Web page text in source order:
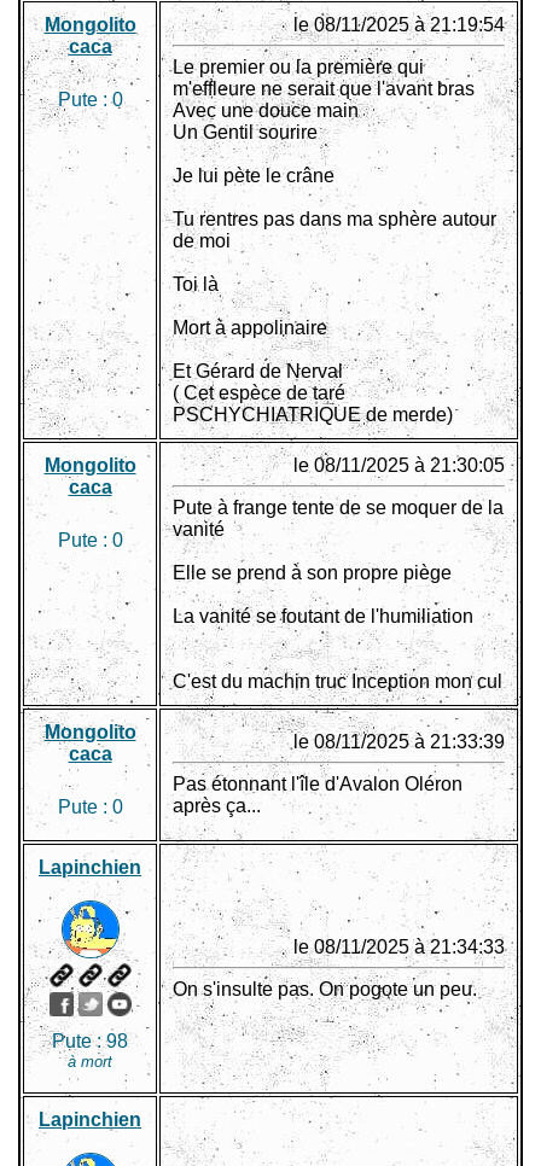
Mongolito
caca
Pute :0
le 08/11/2025 à 21:19:54
Le premier ou la première qui
m'effleure ne serait que l'avant bras
Avec une douce main
Un Gentil sourire
Je lui pète le crâne
Tu rentres pas dans ma sphère autour
de moi
Toi là
Mort à appolinaire
Et Gérard de Nerval
( Cet espèce de taré
PSCHYCHIATRIQUE de merde)
Mongolito
caca
Pute :0
le 08/11/2025 à 21:30:05
Pute à frange tente de se moquer de la
vanité
Elle se prend à son propre piège
La vanité se foutant de l'humiliation
C'est du machin truc Inception mon cul
Mongolito
caca
Pute : 0
le 08/11/2025 à 21:33:39
Pas étonnant l'île d'Avalon Oléron
après ça...
Lapinchien
Pute :98
à mort
le 08/11/2025 à 21:34:33
On s'insulte pas. On pogote un peu.
Lapinchien